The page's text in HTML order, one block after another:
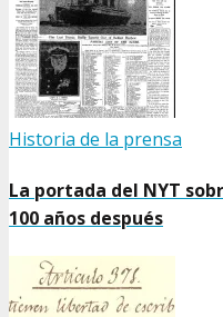
Historia de la prensa
La portada del NYT
100 años después